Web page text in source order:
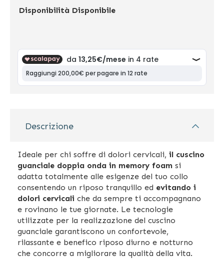
Disponibilità Disponibile
Descrizione
Ideale per chi soffre di dolori cervicali, il cuscino
guanciale doppia onda in memory foam si
adatta totalmente alle esigenze del tuo collo
consentendo un riposo tranquillo ed evitando i
dolori cervicali che da sempre ti accompagnano
e rovinano le tue giornate. Le tecnologie
utilizzate per la realizzazione del cuscino
guanciale garantiscono un confortevole,
rilassante e benefico riposo diurno e notturno
che concorre a migliorare la qualità della vita.